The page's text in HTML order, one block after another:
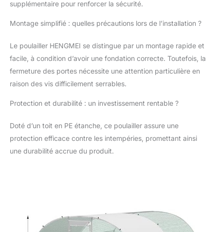
l’accumulation d’eau de
imperméabilisation
efficace et une
protection solaire. Les
petits animaux peuvent
également aller du côté
pour profiter du soleil,
hexagonal maintient la
Facile à assembler : il
suffit de suivre les
n'est pas seulement
adapté aux poules,
supplémentaire pour renforcer la sécurité.
Montage simplifié : quelles précautions lors de l’installation ?
Le poulailler HENGMEI se distingue par un montage rapide et
facile, à condition d’avoir une fondation correcte. Toutefois, la
fermeture des portes nécessite une attention particulière en
raison des vis difficilement serrables.
Protection et durabilité : un investissement rentable ?
Doté d’un toit en PE étanche, ce poulailler assure une
protection efficace contre les intempéries, promettant ainsi
une durabilité accrue du produit.